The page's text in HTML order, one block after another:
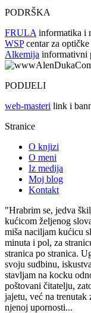
PODRŠKA
FRULA informatika i
WSPcentar za optičke
Alkemija informativni
PODIJELI
web-masteri link i
Stranice
O knjizi
O meni
Iz medija
Moj blog
Kontakt
"Hrabrim se, jedva
kućicom željenog
miša naciljam kućicu
minuta i pol, za
stranica po stranica.
svoju sudbinu,
stavljam na kocku
poštovani čitatelju,
jajetu, već na
njenoj upornosti...